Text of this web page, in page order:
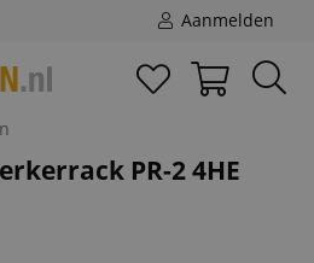
Aanmelden
PR-2 4HE